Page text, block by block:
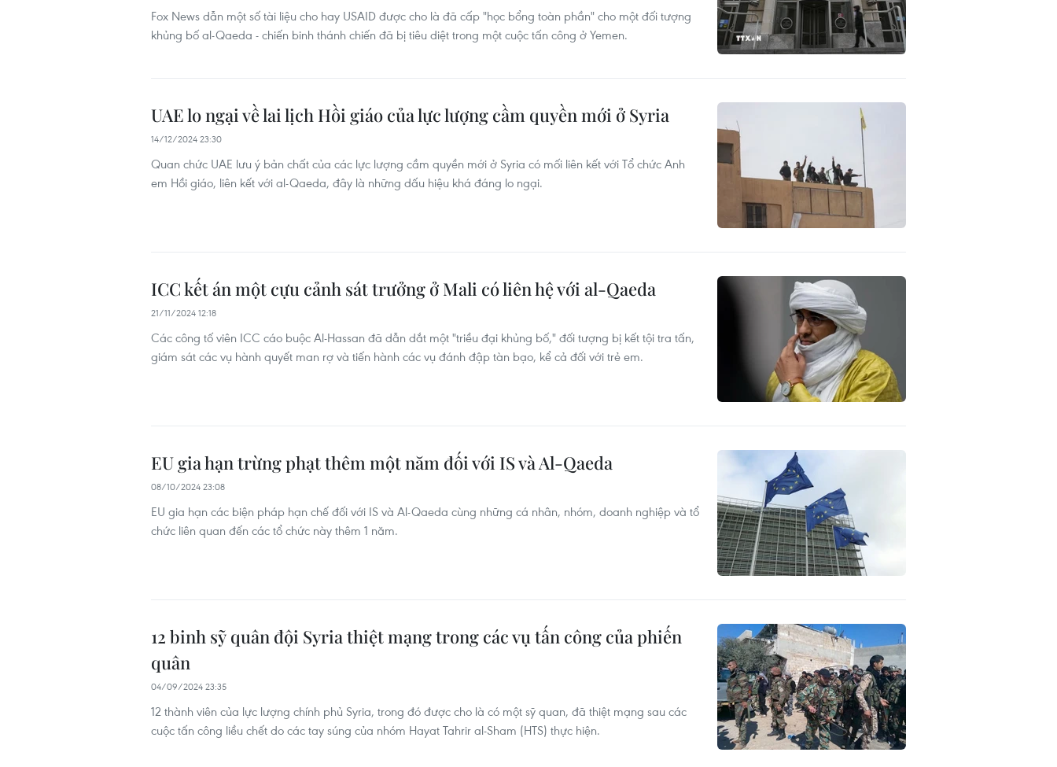
Fox News dẫn một số tài liệu cho hay USAID được cho là đã cấp "học bổng toàn phần" cho một đối tượng
khủng bố al-Qaeda - chiến binh thánh chiến đã bị tiêu diệt trong một cuộc tấn công ở Yemen.
UAE lo ngại về lai lịch Hồi giáo của lực lượng cầm quyền mới ở Syria
14/12/2024 23:30
Quan chức UAE lưu ý bản chất của các lực lượng cầm quyền mới ở Syria có mối liên kết với Tổ chức Anh
em Hồi giáo, liên kết với al-Qaeda, đây là những dấu hiệu khá đáng lo ngại.
ICC kết án một cựu cảnh sát trưởng ở Mali có liên hệ với al-Qaeda
21/11/2024 12:18
Các công tố viên ICC cáo buộc Al-Hassan đã dẫn dắt một "triều đại khủng bố," đối tượng bị kết tội tra tấn,
giám sát các vụ hành quyết man rợ và tiến hành các vụ đánh đập tàn bạo, kể cả đối với trẻ em.
EU gia hạn trừng phạt thêm một năm đối với IS và Al-Qaeda
08/10/2024 23:08
EU gia hạn các biện pháp hạn chế đối với IS và Al-Qaeda cùng những cá nhân, nhóm, doanh nghiệp và tổ
chức liên quan đến các tổ chức này thêm 1 năm.
12 binh sỹ quân đội Syria thiệt mạng trong các vụ tấn công của phiến
quân
04/09/2024 23:35
12 thành viên của lực lượng chính phủ Syria, trong đó được cho là có một sỹ quan, đã thiệt mạng sau các
cuộc tấn công liều chết do các tay súng của nhóm Hayat Tahrir al-Sham (HTS) thực hiện.